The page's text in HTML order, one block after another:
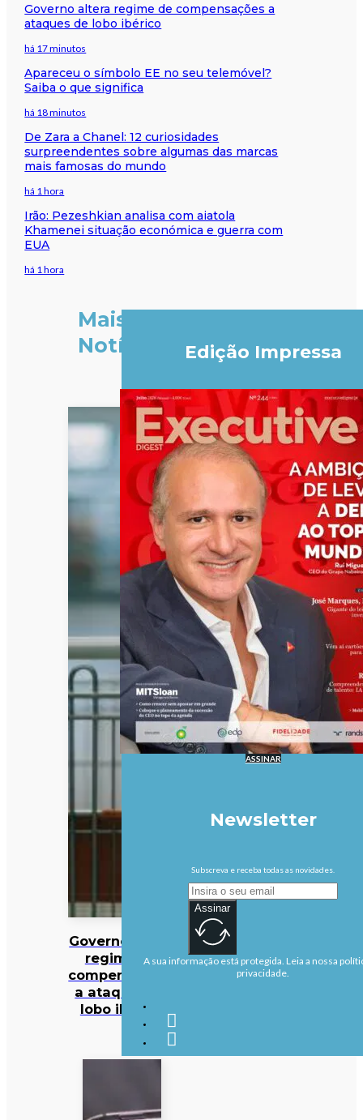
Governo altera regime de compensações a
ataques de lobo ibérico
há 17 minutos
Apareceu o símbolo EE no seu telemóvel?
Saiba o que significa
há 18 minutos
De Zara a Chanel: 12 curiosidades
surpreendentes sobre algumas das marcas
mais famosas do mundo
há 1 hora
Irão: Pezeshkian analisa com aiatola
Khamenei situação económica e guerra com
EUA
há 1 hora
Mais
Notícias
Governo altera
regime de
compensações
a ataques de
lobo ibérico
Edição Impressa
ASSINAR
Newsletter
Subscreva e receba todas as novidades.
Assinar
A sua informação está protegida. Leia a nossa
privacidade.